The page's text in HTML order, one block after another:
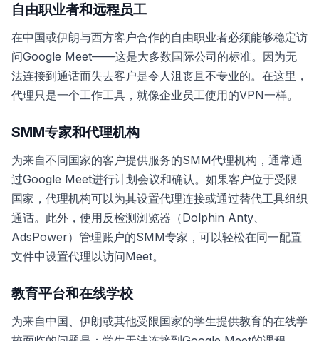
自由职业者和远程员工
在中国或伊朗与西方客户合作的自由职业者必须能够稳定访
问Google Meet——这是大多数国际公司的标准。因为无
法连接到通话而失去客户是令人沮丧且不专业的。在这里，
代理只是一个工作工具，就像企业员工使用的VPN一样。
SMM专家和代理机构
为来自不同国家的客户提供服务的SMM代理机构，通常通
过Google Meet进行计划会议和确认。如果客户位于受限
国家，代理机构可以为其设置代理连接或通过替代工具组织
通话。此外，使用反检测浏览器（Dolphin Anty、
AdsPower）管理账户的SMM专家，可以轻松在同一配置
文件中设置代理以访问Meet。
教育平台和在线学校
为来自中国、伊朗或其他受限国家的学生提供教育的在线学